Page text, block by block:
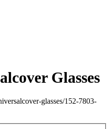
Glasses
glasses/152-7803-